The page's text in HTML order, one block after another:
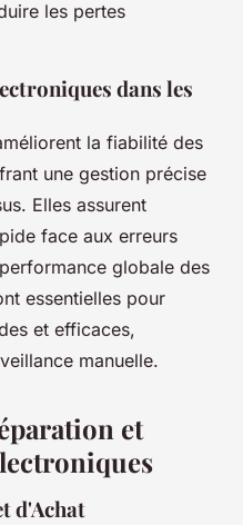
les pertes
dans les
la fiabilité des
une gestion précise
Elles assurent
face aux erreurs
globale des
essentielles pour
et efficaces,
manuelle.
et
d'Achat